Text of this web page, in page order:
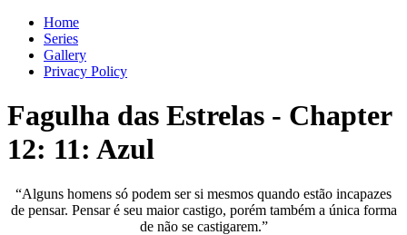
Home
Series
Gallery
Privacy Policy
Fagulha das Estrelas - Chapter
12: 11: Azul
“Alguns homens só podem ser si mesmos quando estão incapazes
de pensar. Pensar é seu maior castigo, porém também a única forma
de não se castigarem.”